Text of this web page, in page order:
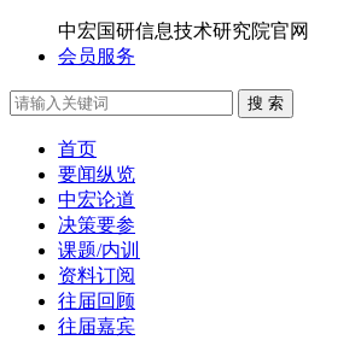
中宏国研信息技术研究院官网
会员服务
搜 索
首页
要闻纵览
中宏论道
决策要参
课题/内训
资料订阅
往届回顾
往届嘉宾